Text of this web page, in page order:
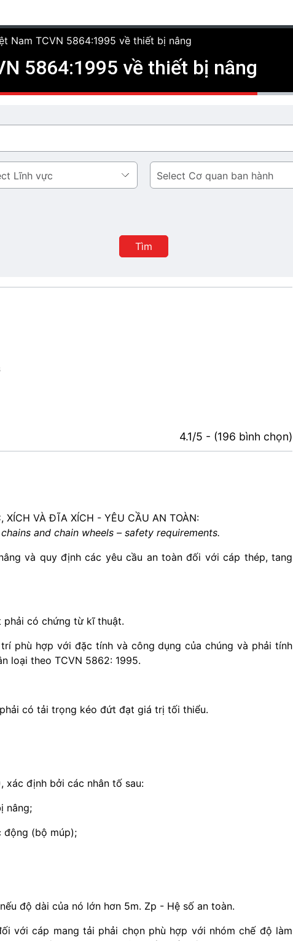
Nam TCVN 5864:1995 về thiết bị nâng
5864:1995 về thiết bị nâng
Cơ
quan
Tìm
4.1/5 - (196 bình chọn)
XÍCH VÀ ĐĨA XÍCH - YÊU CẦU AN TOÀN:
and chain wheels – safety requirements.
và quy định các yêu cầu an toàn đối với cáp thép, tang
phải có chứng từ kĩ thuật.
phù hợp với đặc tính và công dụng của chúng và phải tính
loại theo TCVN 5862: 1995.
có tải trọng kéo đứt đạt giá trị tối thiểu.
xác định bởi các nhân tố sau:
nâng;
động (bộ múp);
độ dài của nó lớn hơn 5m. Zp - Hệ số an toàn.
với cáp mang tải phải chọn phù hợp với nhóm chế độ làm